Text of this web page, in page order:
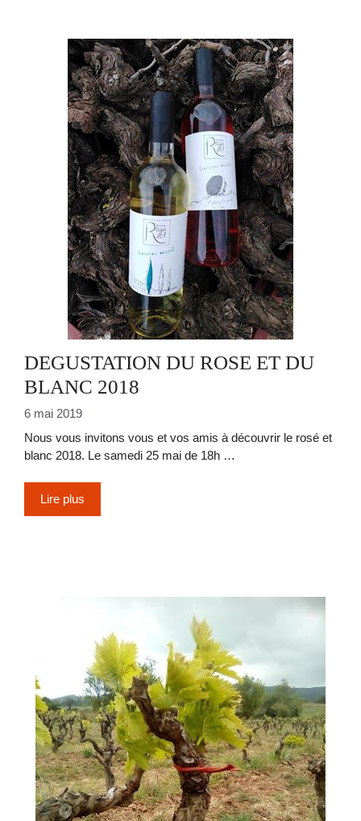
DEGUSTATION DU ROSE ET DU
BLANC 2018
6 mai 2019
Nous vous invitons vous et vos amis à découvrir le rosé et
blanc 2018. Le samedi 25 mai de 18h …
Lire plus